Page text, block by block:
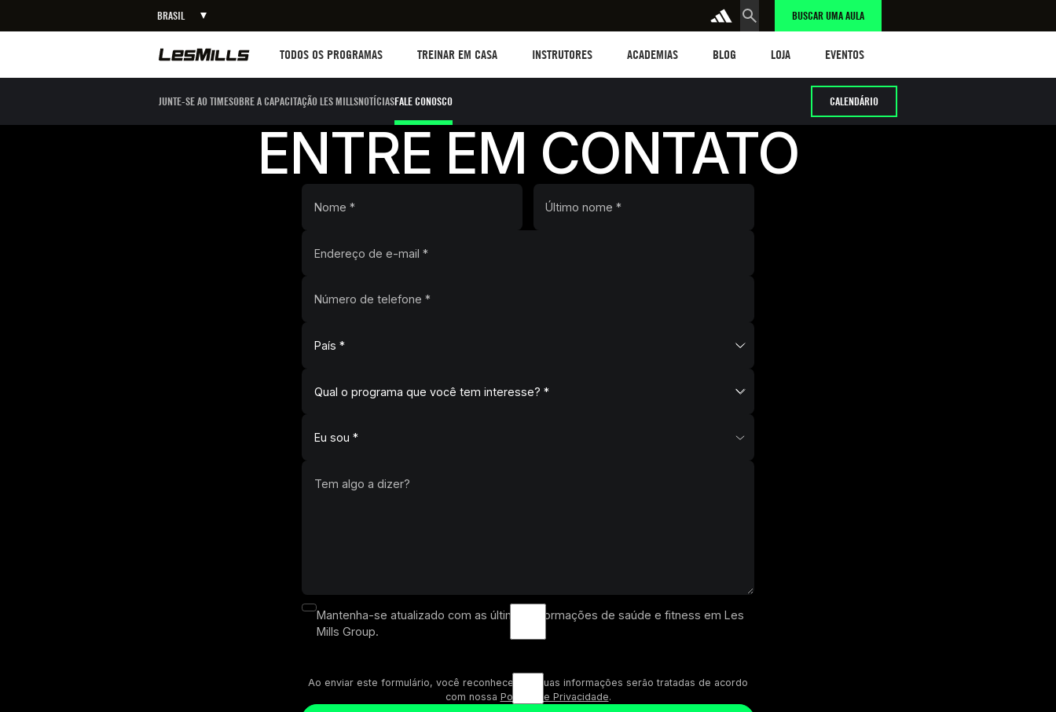
BRASIL BUSCAR UMA AULA
TODOS OS PROGRAMAS
TREINAR EM CASA
INSTRUTORES
ACADEMIAS
BLOG
LOJA
EVENTOS
JUNTE-SE AO TIMESOBRE A CAPACITAÇÃO LES MILLSNOTÍCIASFALE CONOSCO CALENDÁRIO
ENTRE EM CONTATO
Mantenha-se atualizado com as últimas informações de saúde e fitness em Les
Mills Group.
Ao enviar este formulário, você reconhece que suas informações serão tratadas de acordo
com nossa Política de Privacidade.